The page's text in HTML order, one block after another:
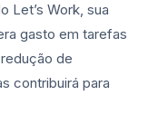
Let’s Work, sua
gasto em tarefas
de
contribuirá para